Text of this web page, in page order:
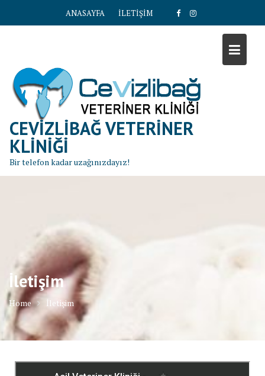
t
ANASAYFA İLETİŞİM
CEVIZLIBAĞ VETERINER
KLINIĞI
Bir telefon kadar uzağınızdayız!
İletişim
Home İletişim